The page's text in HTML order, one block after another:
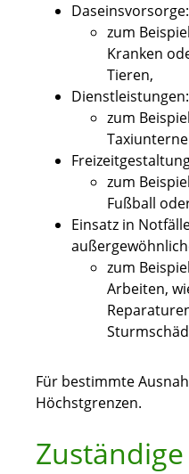
Daseinsvorsorge:
zum
Kranken
Tieren,
Dienstleistungen:
zum
zum
Fußball
Einsatz in
zum
Arbeiten,
Für bestimmte
Höchstgrenzen.